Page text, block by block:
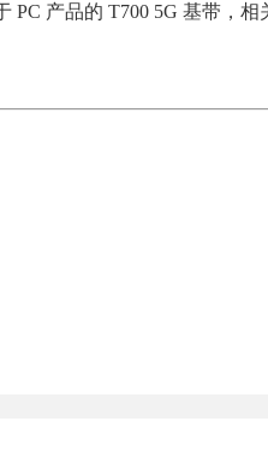
产品的 T700 5G 基带，相